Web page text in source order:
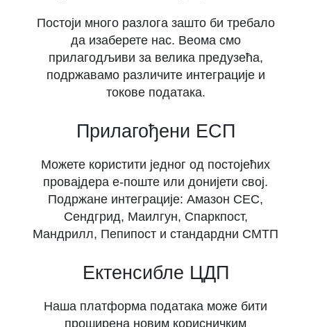
Постоји много разлога зашто би требало
да изаберете нас. Веома смо
прилагодљиви за велика предузећа,
подржавамо различите интеграције и
токове података.
Прилагођени ЕСП
Можете користити једног од постојећих
провајдера е-поште или донијети свој.
Подржане интеграције: Амазон СЕС,
Сендгрид, Маилгун, Спаркпост,
Мандрилл, Пепипост и стандардни СМТП
Ектенсибле ЦДП
Наша платформа података може бити
проширена новим корисничким